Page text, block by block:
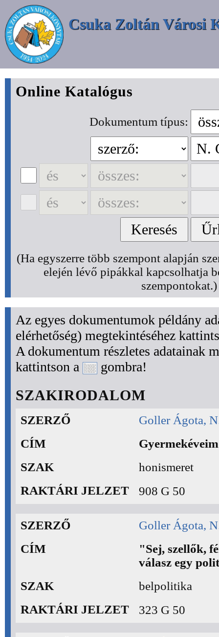
Csuka Zoltán Városi
Online Katalógus
Dokumentum típus:
(Ha egyszerre több szempont alapján
elején lévő pipákkal kapcsolhatja
szempontokat.)
Az egyes dokumentumok példány
elérhetőség) megtekintéséhez
A dokumentum részletes adatainak
kattintson a
gombra!
SZAKIRODALOM
SZERZŐ
Goller Ágota,
CÍM
SZAK
honismeret
RAKTÁRI JELZET
908 G 50
SZERZŐ
Goller Ágota,
CÍM
"Sej, szellők,
válasz egy
SZAK
belpolitika
RAKTÁRI JELZET
323 G 50